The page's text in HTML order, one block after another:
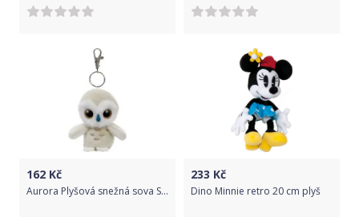
162 Kč
Aurora Plyšová snežná sova Snowee - klíčenka - YooHoo - 9 cm
233 Kč
Dino Minnie retro 20 cm plyš